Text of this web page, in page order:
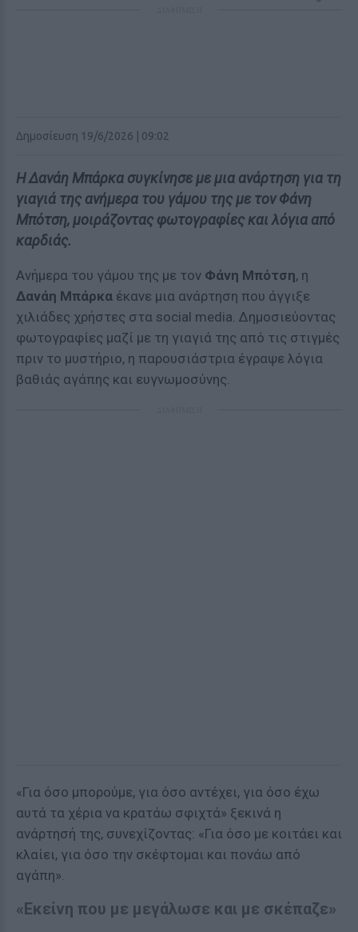
Δημοσίευση 19/6/2026 | 09:02
Η Δανάη Μπάρκα συγκίνησε με μια ανάρτηση για τη
γιαγιά της ανήμερα του γάμου της με τον Φάνη
Μπότση, μοιράζοντας φωτογραφίες και λόγια από
καρδιάς.
Ανήμερα του γάμου της με τον Φάνη Μπότση, η
Δανάη Μπάρκα έκανε μια ανάρτηση που άγγιξε
χιλιάδες χρήστες στα social media. Δημοσιεύοντας
φωτογραφίες μαζί με τη γιαγιά της από τις στιγμές
πριν το μυστήριο, η παρουσιάστρια έγραψε λόγια
βαθιάς αγάπης και ευγνωμοσύνης.
«Για όσο μπορούμε, για όσο αντέχει, για όσο έχω
αυτά τα χέρια να κρατάω σφιχτά» ξεκινά η
ανάρτησή της, συνεχίζοντας: «Για όσο με κοιτάει και
κλαίει, για όσο την σκέφτομαι και πονάω από
αγάπη».
«Εκείνη που με μεγάλωσε και με σκέπαζε»